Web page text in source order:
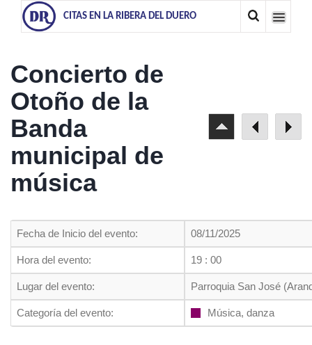
CITAS EN LA RIBERA DEL DUERO
Concierto de
Otoño de la
Banda
municipal de
música
Fecha de Inicio del evento: 08/11/2025
Hora del evento: 19 : 00
Lugar del evento: Parroquia San José
Categoría del evento: Música, danza